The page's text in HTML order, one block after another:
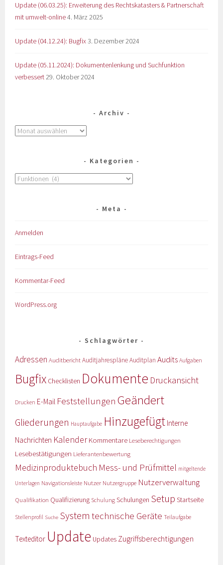
Update (06.03.25): Erweiterung des Rechtskatasters & Partnerschaft
mit umwelt-online4. März 2025
Update (04.12.24): Bugfix3. Dezember 2024
Update (05.11.2024): Dokumentenlenkung und Suchfunktion
verbessert29. Oktober 2024
Archiv
Kategorien
Meta
Anmelden
Eintrags-Feed
Kommentar-Feed
WordPress.org
Schlagwörter
Adressen AuditberichtAuditjahrespläneAuditplan Audits Aufgaben
Bugfix Checklisten Dokumente Druckansicht
Drucken E-Mail Feststellungen Geändert
Gliederungen Hauptaufgabe Hinzugefügt Interne
Nachrichten KalenderKommentare Leseberechtigungen
Lesebestätigungen Lieferantenbewertung
Medizinproduktebuch Mess- und Prüfmittel mitgeltende
Unterlagen Navigationsleiste Nutzer Nutzergruppe Nutzerverwaltung
Qualifikation Qualifizierung Schulung Schulungen Setup Startseite
Stellenprofil Suche System technische Geräte Teilaufgabe
Texteditor Update Updates Zugriffsberechtigungen